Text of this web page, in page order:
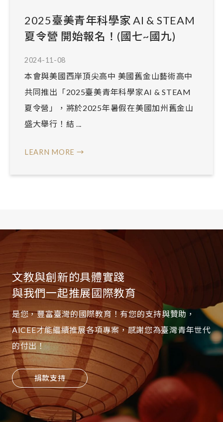
2025臺美青年科學家 AI & STEAM
夏令營 開始報名！(國七~國九)
2024-11-08
本會與美國西岸頂尖高中 美國舊金山藝術高中
共同推出「2025臺美青年科學家AI & STEAM
夏令營」，將於2025年暑假在美國加州舊金山
盛大舉行！結 ...
LEARN MORE →
文教與創新的具體實踐
與我們一起推展國際教育
是您，豐富臺灣的國際教育！有您的支持與贊助，
AICEE才能繼續推展各項專案，感謝您為臺灣青年世代
的付出！
捐款支持